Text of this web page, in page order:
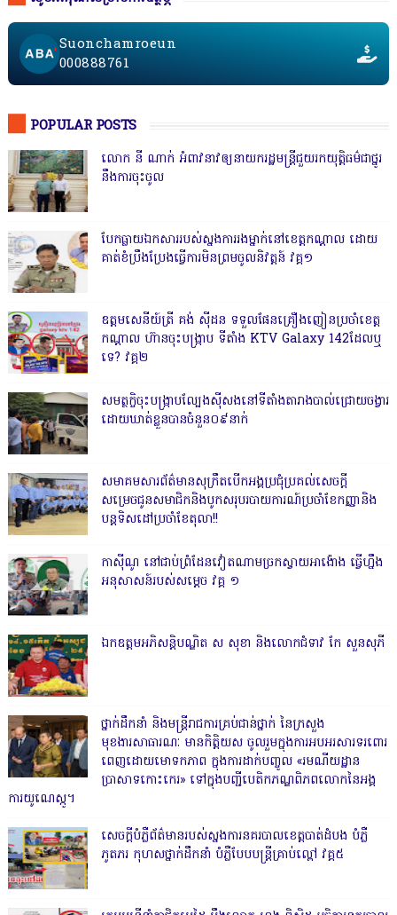
Suonchamroeun
000888761
POPULAR POSTS
លោក នី ណាក់ អំពាវនាវឲ្យនាយករដ្ឋមន្ត្រីជួយរកយុត្តិធម៌ជាថ្នូរ
នឹងការចុះចូល
បែកធ្លាយឯកសាររបស់ស្នងការរងម្នាក់នៅខេត្តកណ្ដាល ដោយ
គាត់ខំប្រឹងប្រែងធ្វើការមិនព្រមចូលនិវត្តន៍ វគ្គ១
ឧត្តមសេនីយ៍ត្រី គង់ ស៊ីដន ទទួលផែនគ្រឿងញៀនប្រចាំខេត្ត
កណ្តាល ហ៊ានចុះបង្ក្រាប ទីតាំង KTV Galaxy 142ដែលឬ
ទេ? វគ្គ២
សមត្ថកិ្ចចុះបង្ក្រាបល្បែងស៊ីសងនៅទីតាំងតារាងបាល់ជ្រោយចង្វារ
ដោយឃាត់ខ្លួនបានចំនួន០៩នាក់
សមាគមសារព័ត៌មានសុក្រឹតបើកអង្គប្រជុំប្រគល់សេចក្តី
សម្រេចជូនសមាជិកនិងបូកសរុបរបាយការណ៍ប្រចាំខែកញ្ញានិង
បន្តទិសដៅប្រចាំខែតុលា!!
កាសុីណូ នៅជាប់ព្រំដែនវៀតណាមច្រកស្វាយអាង៉ោង ធ្វើហ្នឹង
អនុសាសន៍របស់សម្ដេច វគ្គ ១
ឯកឧត្តមអភិសន្តិបណ្ឌិត ស សុខា និងលោកជំទាវ កែ សួនសុភី
ថ្នាក់ដឹកនាំ និងមន្ត្រីរាជការគ្រប់ជាន់ថ្នាក់ នៃក្រសួង
មុខងារសាធារណៈ មានកិត្តិយស ចូលរួមក្នុងការអបអរសារទរពោរ
ពេញដោយមោទកភាព ក្នុងការដាក់បញ្ចូល «រមណីយដ្ឋាន
ប្រាសាទកោះកេរ» ទៅក្នុងបញ្ជីបេតិកភណ្ឌពិភពលោកនៃអង្គ
ការយូណេស្កូ។
សេចក្តីបំភ្លឺព័ត៌មានរបស់ស្នងការនគរបាលខេត្តបាត់ដំបង បំភ្លឺ
ភូតភរ កុហសថ្នាក់ដឹកនាំ បំភ្លឺបែបបន្ត្រីគ្រាប់ល្ពៅ វគ្គ៥